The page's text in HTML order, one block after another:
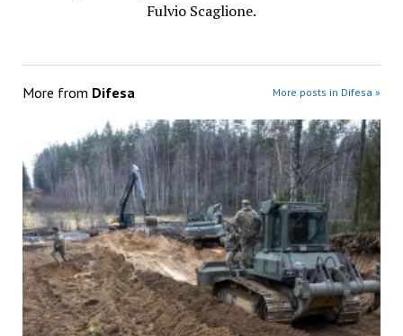
Fulvio Scaglione.
More from Difesa More posts in Difesa »